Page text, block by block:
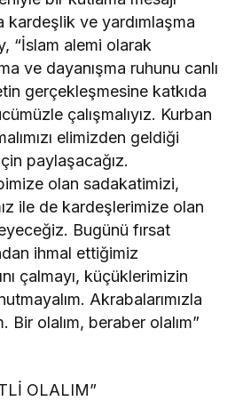
kardeşlik ve yardımlaşma
“İslam alemi olarak
ve dayanışma ruhunu canlı
gerçekleşmesine katkıda
çalışmalıyız. Kurban
elimizden geldiği
paylaşacağız.
olan sadakatimizi,
ile de kardeşlerimize olan
Bugünü fırsat
ihmal ettiğimiz
çalmayı, küçüklerimizin
Akrabalarımızla
Bir olalım, beraber olalım”
OLALIM”